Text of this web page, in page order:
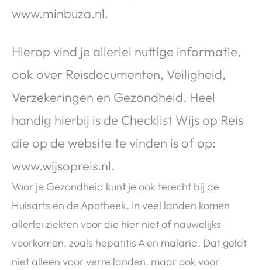
www.minbuza.nl.
Hierop vind je allerlei nuttige informatie,
ook over Reisdocumenten, Veiligheid,
Verzekeringen en Gezondheid. Heel
handig hierbij is de Checklist Wijs op Reis
die op de website te vinden is of op:
www.wijsopreis.nl.
Voor je Gezondheid kunt je ook terecht bij de
Huisarts en de Apotheek. In veel landen komen
allerlei ziekten voor die hier niet of nauwelijks
voorkomen, zoals hepatitis A en malaria. Dat geldt
niet alleen voor verre landen, maar ook voor